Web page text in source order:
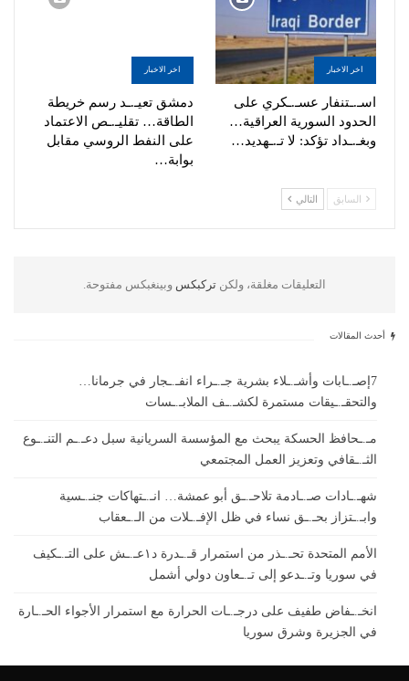
اخر الاخبار
اسـ.ـتنفار عسـ.ـكري على
الحدود السورية العراقية…
وبغـ.ـداد تؤكد: لا تـ.ـهديد…
اخر الاخبار
دمشق تعيـ.ـد رسم خريطة
الطاقة… تقليـ.ـص الاعتماد
على النفط الروسي مقابل
بوابة…
السابق التالي
التعليقات مغلقة، ولكن تركبكس وبينغبكس مفتوحة.
أحدث المقالات
7إصـ.ـابات وأشـ.ـلاء بشرية جـ.ـراء انفـ.ـجار في جرمانا…
والتحقـ.ـيقات مستمرة لكشـ.ـف الملابـ.ـسات
مـ.ـحافظ الحسكة يبحث مع المؤسسة السريانية سبل دعـ.ـم التنـ.ـوع
الثـ.ـقافي وتعزيز العمل المجتمعي
شهـ.ـادات صـ.ـادمة تلاحـ.ـق أبو عمشة… انـ.ـتهاكات جنـ.ـسية
وابـ.ـتزاز بحـ.ـق نساء في ظل الإفـ.ـلات من الـ.ـعقاب
الأمم المتحدة تحـ.ـذر من استمرار قـ.ـدرة د١عـ.ـش على التـ.ـكيف
في سوريا وتـ.ـدعو إلى تـ.ـعاون دولي أشمل
انخـ.ـفاض طفيف على درجـ.ـات الحرارة مع استمرار الأجواء الحـ.ـارة
في الجزيرة وشرق سوريا